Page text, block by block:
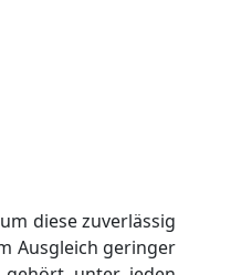
diese zuverlässig
Ausgleich geringer